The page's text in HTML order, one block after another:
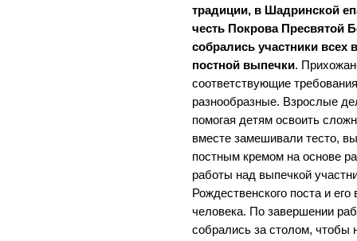
традиции, в Шадринской
честь Покрова
собрались участники всех
постной выпечки.
соответствующие
разнообразные. Взрослые
помогая детям освоить
вместе замешивали тесто,
постным кремом на основе
работы над выпечкой
Рождественского поста и
человека. По завершении
собрались за столом, чтобы